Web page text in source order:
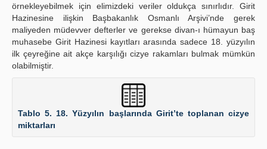
örnekleyebilmek için elimizdeki veriler oldukça sınırlıdır. Girit
Hazinesine ilişkin Başbakanlık Osmanlı Arşivi’nde gerek
maliyeden müdevver defterler ve gerekse divan-ı hümayun baş
muhasebe Girit Hazinesi kayıtları arasında sadece 18. yüzyılın
ilk çeyreğine ait akçe karşılığı cizye rakamları bulmak mümkün
olabilmiştir.
Tablo 5. 18. Yüzyılın başlarında Girit’te toplanan cizye
miktarları